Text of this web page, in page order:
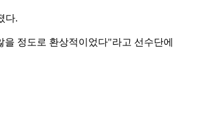
다.
정도로 환상적이었다"라고 선수단에